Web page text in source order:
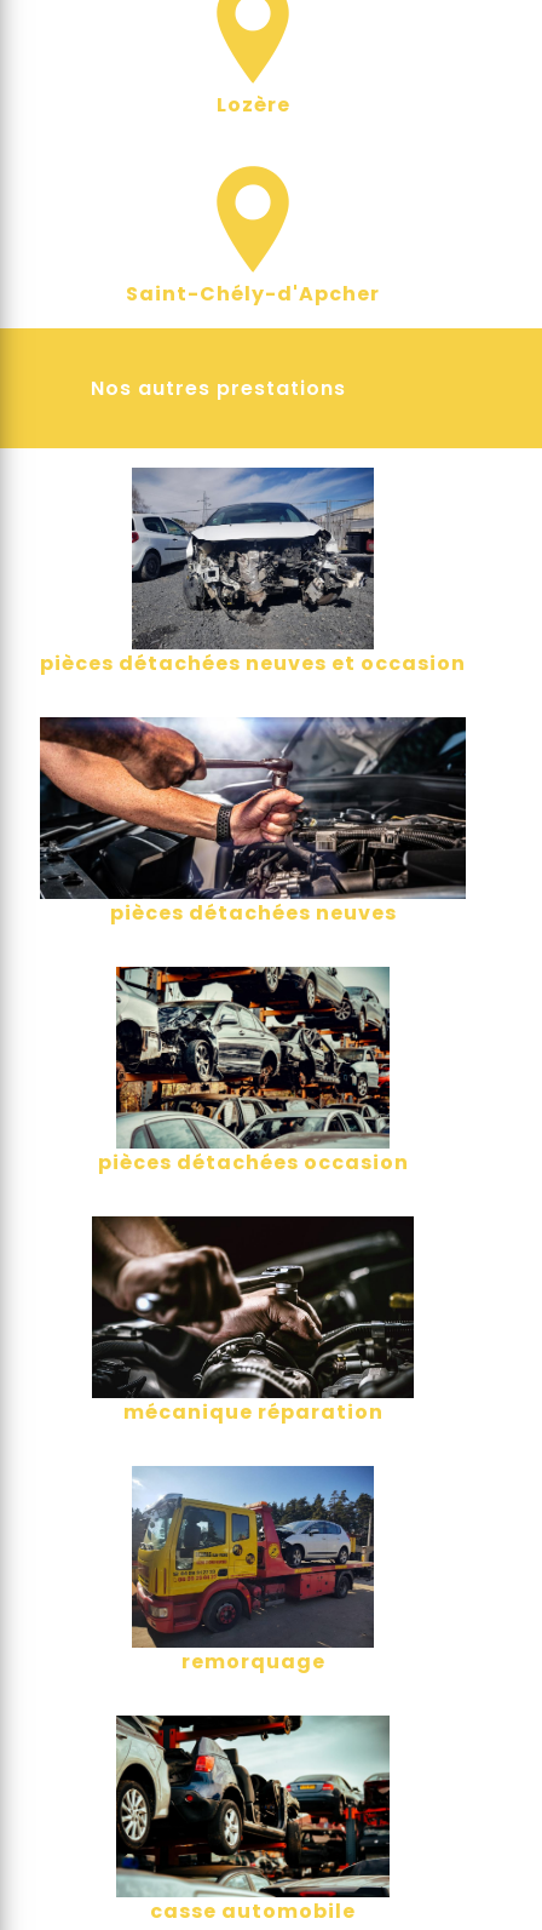
Lozère
Saint-Chély-d'Apcher
Nos autres prestations
pièces détachées neuves et occasion
pièces détachées neuves
pièces détachées occasion
mécanique réparation
remorquage
casse automobile